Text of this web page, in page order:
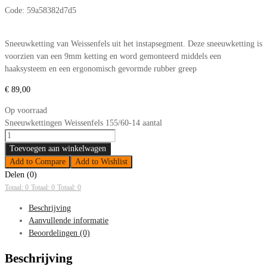
Code: 59a58382d7d5
Sneeuwketting van Weissenfels uit het instapsegment. Deze sneeuwketting is
voorzien van een 9mm ketting en word gemonteerd middels een
haaksysteem en een ergonomisch gevormde rubber greep
€ 89,00
Op voorraad
Sneeuwkettingen Weissenfels 155/60-14 aantal
Toevoegen aan winkelwagen
Add to Compare
Add to Wishlist
Delen (0)
Totaal: 0 Totaal: 0 Totaal: 0
Beschrijving
Aanvullende informatie
Beoordelingen (0)
Beschrijving